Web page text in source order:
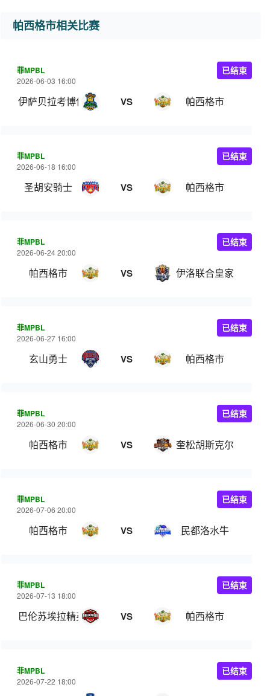
帕西格市相关比赛
菲MPBL
2026-06-03 16:00
伊萨贝拉考博伊斯 VS 帕西格市
已结束
菲MPBL
2026-06-18 16:00
圣胡安骑士 VS 帕西格市
已结束
菲MPBL
2026-06-24 20:00
帕西格市 VS 伊洛联合皇家
已结束
菲MPBL
2026-06-27 16:00
玄山勇士 VS 帕西格市
已结束
菲MPBL
2026-06-30 20:00
帕西格市 VS 奎松胡斯克尔
已结束
菲MPBL
2026-07-06 20:00
帕西格市 VS 民都洛水牛
已结束
菲MPBL
2026-07-13 18:00
巴伦苏埃拉精英 VS 帕西格市
已结束
菲MPBL
2026-07-22 18:00
已结束